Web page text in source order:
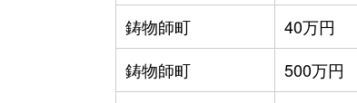
鋳物師町
40万円
鋳物師町
500万円